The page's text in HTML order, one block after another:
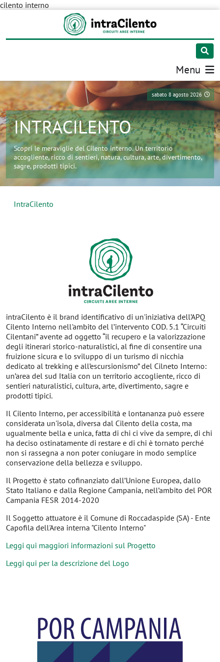
cilento interno
Menu
sabato 8 agosto 2026
INTRACILENTO
Scopri le meraviglie del Cilento interno. Un territorio
accogliente, ricco di sentieri, natura, cultura, arte, divertimento,
sagre, prodotti tipici.
IntraCilento
intraCilento è il brand identificativo di un'iniziativa dell’APQ
Cilento Interno nell'ambito del l’intervento COD. 5.1 “Circuiti
Cilentani” avente ad oggetto “il recupero e la valorizzazione
degli itinerari storico-naturalistici, al fine di consentire una
fruizione sicura e lo sviluppo di un turismo di nicchia
dedicato al trekking e all’escursionismo” del Cilneto Interno:
un’area del sud Italia con un territorio accogliente, ricco di
sentieri naturalistici, cultura, arte, divertimento, sagre e
prodotti tipici.
Il Cilento Interno, per accessibilità e lontananza può essere
considerata un'isola, diversa dal Cilento della costa, ma
ugualmente bella e unica, fatta di chi ci vive da sempre, di chi
ha deciso ostinatamente di restare e di chi è tornato perché
non si rassegna a non poter coniugare in modo semplice
conservazione della bellezza e sviluppo.
Il Progetto è stato cofinanziato dall’Unione Europea, dallo
Stato Italiano e dalla Regione Campania, nell’ambito del POR
Campania FESR 2014-2020
Il Soggetto attuatore è il Comune di Roccadaspide (SA) - Ente
Capofila dell'Area interna "Cilento Interno"
Leggi qui maggiori informazioni sul Progetto
Leggi qui per la descrizione del Logo